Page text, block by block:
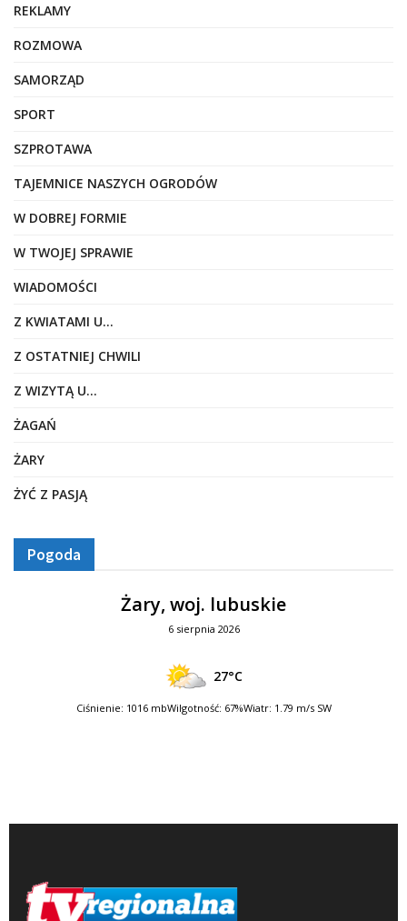
REKLAMY
ROZMOWA
SAMORZĄD
SPORT
SZPROTAWA
TAJEMNICE NASZYCH OGRODÓW
W DOBREJ FORMIE
W TWOJEJ SPRAWIE
WIADOMOŚCI
Z KWIATAMI U…
Z OSTATNIEJ CHWILI
Z WIZYTĄ U…
ŻAGAŃ
ŻARY
ŻYĆ Z PASJĄ
Pogoda
Żary, woj. lubuskie
6 sierpnia 2026
27°C
Ciśnienie: 1016 mbWilgotność: 67%Wiatr: 1.79 m/s SW